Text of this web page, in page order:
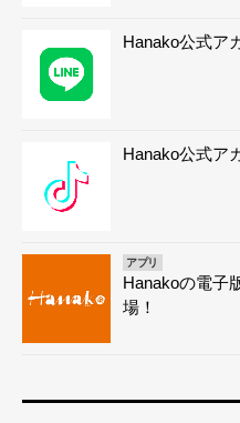
Hanako公式ア
Hanako公式ア
アプリ
Hanakoの電子
場！